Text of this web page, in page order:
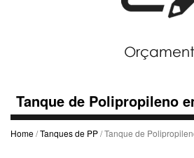
Tanque de Polipropileno
Home/Tanques de PP/ Tanque de